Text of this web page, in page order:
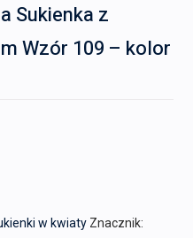
Sukienka z
Wzór 109 – kolor
w kwiaty Znacznik: